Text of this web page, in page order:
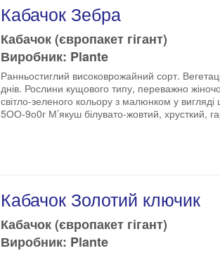
Кабачок Зебра
Кабачок (європакет гігант)
Виробник: Plante
Ранньостиглий високоврожайний сорт.
днів. Рослини кущового типу, переважно
світло-зеленого кольору з малюнком у
5ОО-9о0г М’якуш білувато-жовтий, хрусткий,
Кабачок Золотий ключик
Кабачок (європакет гігант)
Виробник: Plante